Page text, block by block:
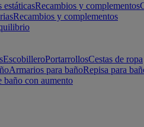
estáticasRecambios y complementos
Recambios y complementos
EscobilleroPortarrollosCestas de ropa
Armarios para bañoRepisa para
baño con aumento